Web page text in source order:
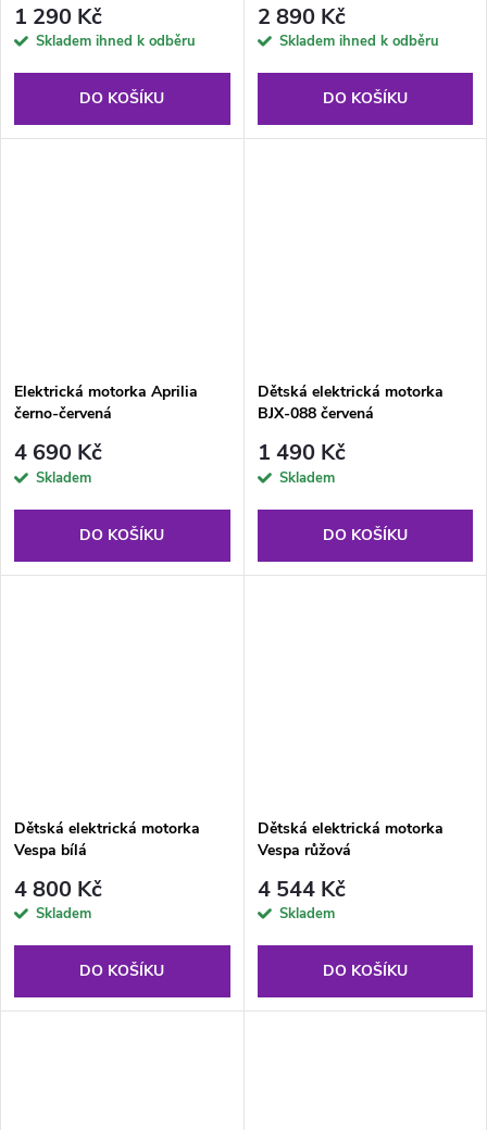
1 290 Kč
Skladem ihned k odběru
DO KOŠÍKU
2 890 Kč
Skladem ihned k odběru
DO KOŠÍKU
Elektrická motorka Aprilia
černo-červená
4 690 Kč
Skladem
DO KOŠÍKU
Dětská elektrická motorka
BJX-088 červená
1 490 Kč
Skladem
DO KOŠÍKU
Dětská elektrická motorka
Vespa bílá
4 800 Kč
Skladem
DO KOŠÍKU
Dětská elektrická motorka
Vespa růžová
4 544 Kč
Skladem
DO KOŠÍKU